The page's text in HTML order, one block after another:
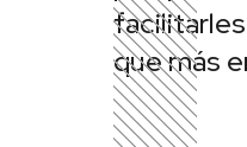
facilitarles
que más